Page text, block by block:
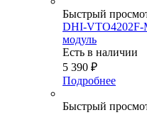
Быстрый
DHI-
модуль
Есть в наличии
5 390 ₽
Подробнее
Быстрый